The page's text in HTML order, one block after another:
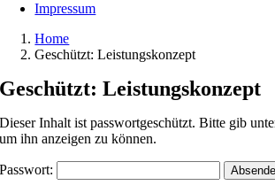
Impressum
Home
Geschützt: Leistungskonzept
Geschützt: Leistungskonzept
Dieser Inhalt ist passwortgeschützt. Bitte gib
um ihn anzeigen zu können.
Passwort: